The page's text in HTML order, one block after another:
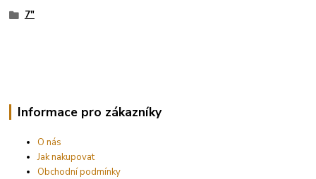
7"
Informace pro zákazníky
O nás
Jak nakupovat
Obchodní podmínky